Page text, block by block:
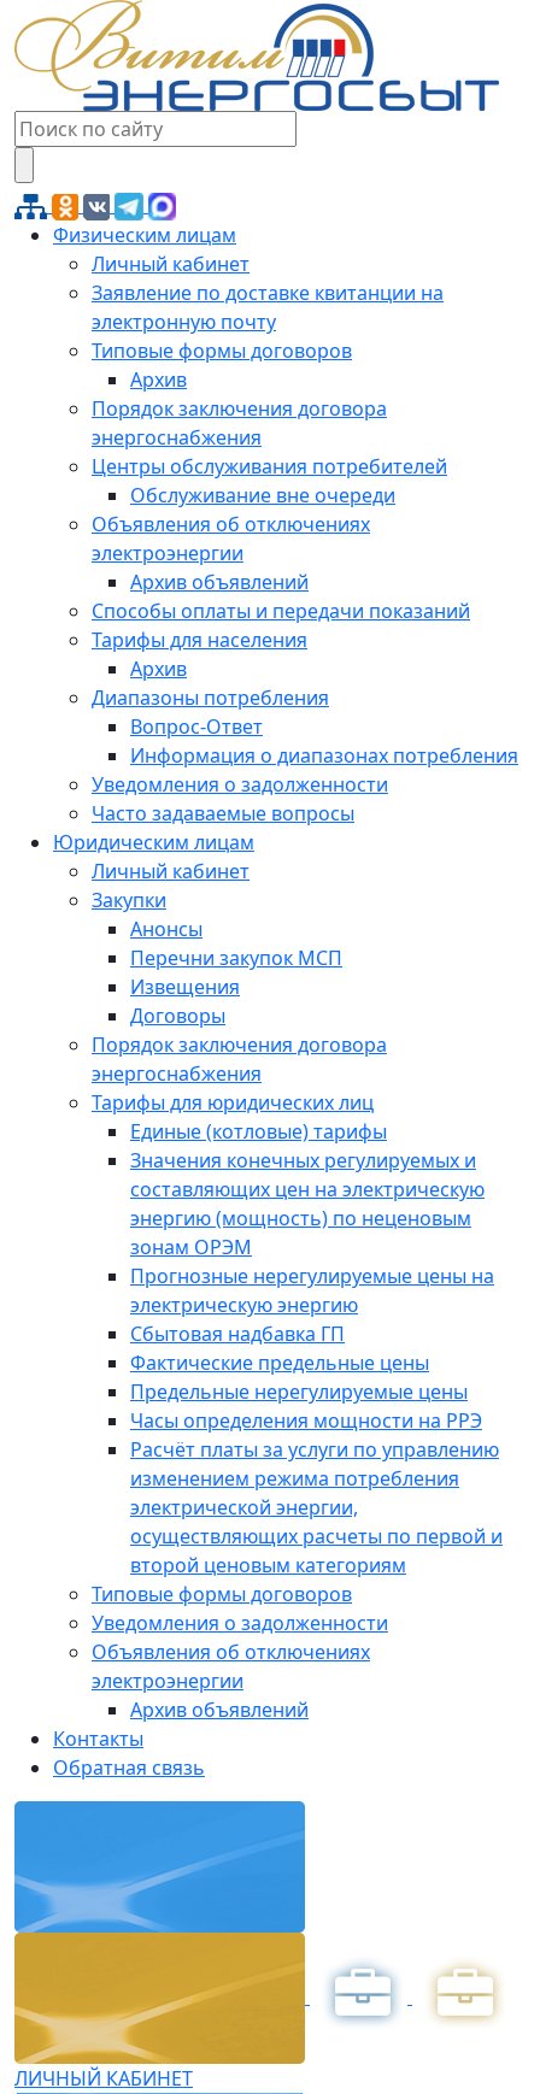
Физическим лицам
Личный кабинет
Заявление по доставке квитанции на
электронную почту
Типовые формы договоров
Архив
Порядок заключения договора
энергоснабжения
Центры обслуживания потребителей
Обслуживание вне очереди
Объявления об отключениях
электроэнергии
Архив объявлений
Способы оплаты и передачи показаний
Тарифы для населения
Архив
Диапазоны потребления
Вопрос-Ответ
Информация о диапазонах потребления
Уведомления о задолженности
Часто задаваемые вопросы
Юридическим лицам
Личный кабинет
Закупки
Анонсы
Перечни закупок МСП
Извещения
Договоры
Порядок заключения договора
энергоснабжения
Тарифы для юридических лиц
Единые (котловые) тарифы
Значения конечных регулируемых и
составляющих цен на электрическую
энергию (мощность) по неценовым
зонам ОРЭМ
Прогнозные нерегулируемые цены на
электрическую энергию
Сбытовая надбавка ГП
Фактические предельные цены
Предельные нерегулируемые цены
Часы определения мощности на РРЭ
Расчёт платы за услуги по управлению
изменением режима потребления
электрической энергии,
осуществляющих расчеты по первой и
второй ценовым категориям
Типовые формы договоров
Уведомления о задолженности
Объявления об отключениях
электроэнергии
Архив объявлений
Контакты
Обратная связь
ЛИЧНЫЙ КАБИНЕТ